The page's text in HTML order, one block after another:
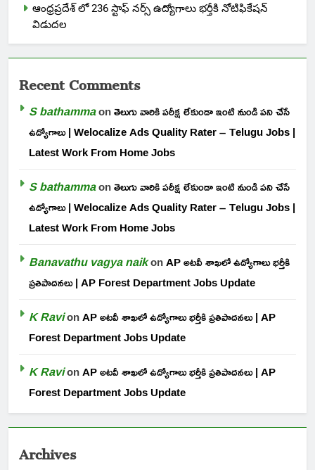
ఆంధ్రప్రదేశ్ లో 236 స్టాఫ్ నర్స్ ఉద్యోగాలు భర్తీకి నోటిఫికేషన్
విడుదల
Recent Comments
S bathammaonతెలుగు వారికి పరీక్ష లేకుండా ఇంటి నుండి పని చేసే
ఉద్యోగాలు | Welocalize Ads Quality Rater – Telugu Jobs |
Latest Work From Home Jobs
S bathammaonతెలుగు వారికి పరీక్ష లేకుండా ఇంటి నుండి పని చేసే
ఉద్యోగాలు | Welocalize Ads Quality Rater – Telugu Jobs |
Latest Work From Home Jobs
Banavathu vagya naikonAP అటవీ శాఖలో ఉద్యోగాలు భర్తీకి
ప్రతిపాదనలు | AP Forest Department Jobs Update
K RavionAP అటవీ శాఖలో ఉద్యోగాలు భర్తీకి ప్రతిపాదనలు | AP
Forest Department Jobs Update
K RavionAP అటవీ శాఖలో ఉద్యోగాలు భర్తీకి ప్రతిపాదనలు | AP
Forest Department Jobs Update
Archives